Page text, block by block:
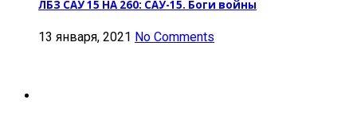
ЛБЗ САУ 15 НА 260: САУ-15. Боги войны
13 января, 2021 No Comments